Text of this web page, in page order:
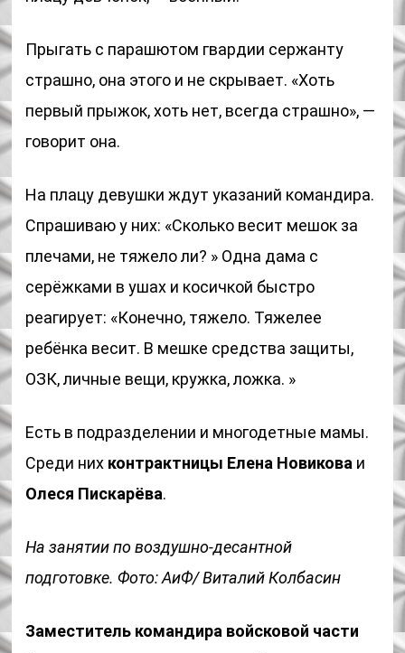
Прыгать с парашютом гвардии сержанту
страшно, она этого и не скрывает. «Хоть
первый прыжок, хоть нет, всегда страшно», —
говорит она.
На плацу девушки ждут указаний командира.
Спрашиваю у них: «Сколько весит мешок за
плечами, не тяжело ли? » Одна дама с
серёжками в ушах и косичкой быстро
реагирует: «Конечно, тяжело. Тяжелее
ребёнка весит. В мешке средства защиты,
ОЗК, личные вещи, кружка, ложка. »
Есть в подразделении и многодетные мамы.
Среди них контрактницы Елена Новикова и
Олеся Пискарёва.
На занятии по воздушно-десантной
подготовке. Фото: АиФ/ Виталий Колбасин
Заместитель командира войсковой части